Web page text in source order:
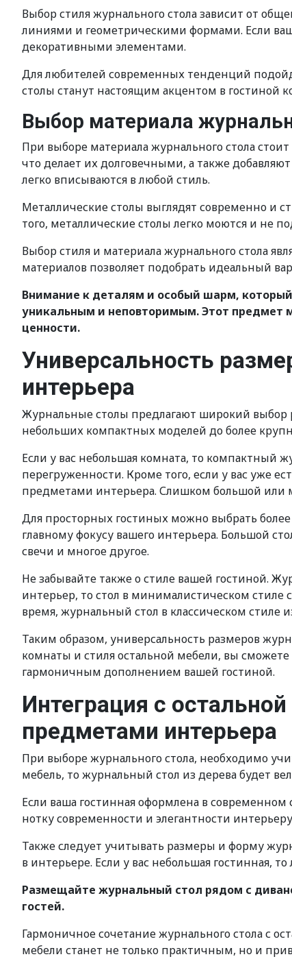
Выбор стиля журнального стола зависит от
линиями и геометрическими формами. Если
декоративными элементами.
Для любителей современных тенденций
столы станут настоящим акцентом в гостиной
Выбор материала
При выборе материала журнального стола
что делает их долговечными, а также
легко вписываются в любой стиль.
Металлические столы выглядят современно и
того, металлические столы легко моются и
Выбор стиля и материала журнального стола
материалов позволяет подобрать идеальный
Внимание к деталям и особый шарм,
уникальным и неповторимым. Этот предмет
ценности.
Универсальность
интерьера
Журнальные столы предлагают широкий выбор
небольших компактных моделей до более
Если у вас небольшая комната, то
перегруженности. Кроме того, если у вас уже
предметами интерьера. Слишком большой
Для просторных гостиных можно выбрать
главному фокусу вашего интерьера. Большой
свечи и многое другое.
Не забывайте также о стиле вашей гостиной.
интерьер, то стол в минималистическом
время, журнальный стол в классическом
Таким образом, универсальность размеров
комнаты и стиля остальной мебели, вы
гармоничным дополнением вашей гостиной.
Интеграция с
предметами интерьера
При выборе журнального стола, необходимо
мебель, то журнальный стол из дерева будет
Если ваша гостинная оформлена в
нотку современности и элегантности
Также следует учитывать размеры и форму
в интерьере. Если у вас небольшая гостинная,
Размещайте журнальный стол рядом с
гостей.
Гармоничное сочетание журнального стола с
мебели станет не только практичным, но и